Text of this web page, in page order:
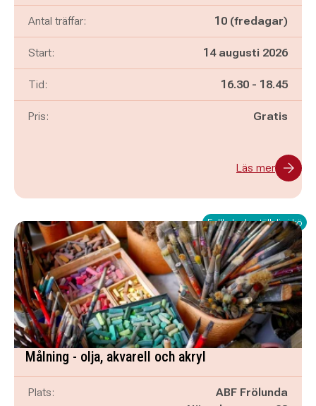
Antal träffar: 10 (fredagar)
Start: 14 augusti 2026
Tid: Pågår mellan
16.30 - och
18.45
Pris: Gratis
Läs mer
Fullbokad - ställ dig i kö
Målning - olja, akvarell och akryl
Plats:
ABF Frölunda